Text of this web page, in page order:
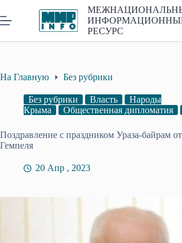
к
сути
РЕСУРС
На Главную Без рубрики
Без рубрики Власть
Народы
Крыма
Общественная дипломатия
Поздравление с праздником Ураза-байрам
Гемпеля
20 Апр , 2023